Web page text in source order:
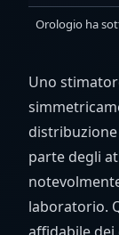
Orologio ha
Uno
parte degli
laboratorio.